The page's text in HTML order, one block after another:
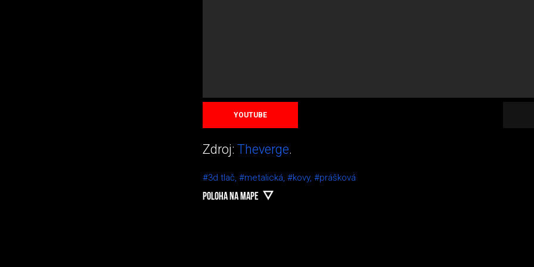
YOUTUBE
Zdroj: Theverge.
#3d tlač, #metalická, #kovy, #prášková
POLOHA NA MAPE